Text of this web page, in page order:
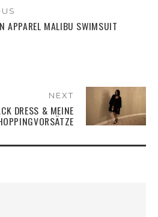
APPAREL MALIBU SWIMSUIT
NEXT
DRESS & MEINE